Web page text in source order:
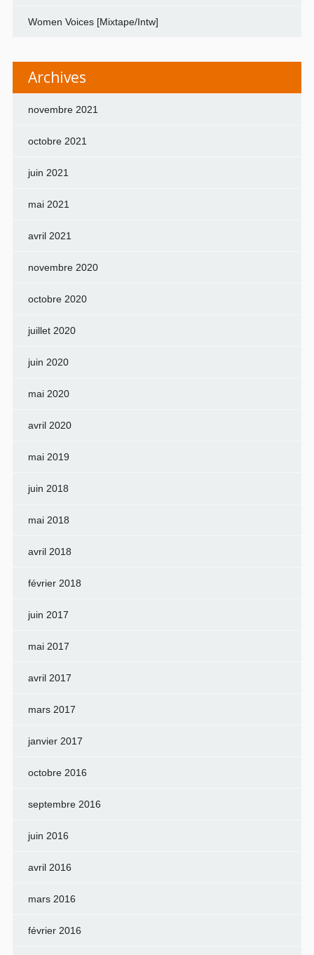
Women Voices [Mixtape/Intw]
Archives
novembre 2021
octobre 2021
juin 2021
mai 2021
avril 2021
novembre 2020
octobre 2020
juillet 2020
juin 2020
mai 2020
avril 2020
mai 2019
juin 2018
mai 2018
avril 2018
février 2018
juin 2017
mai 2017
avril 2017
mars 2017
janvier 2017
octobre 2016
septembre 2016
juin 2016
avril 2016
mars 2016
février 2016